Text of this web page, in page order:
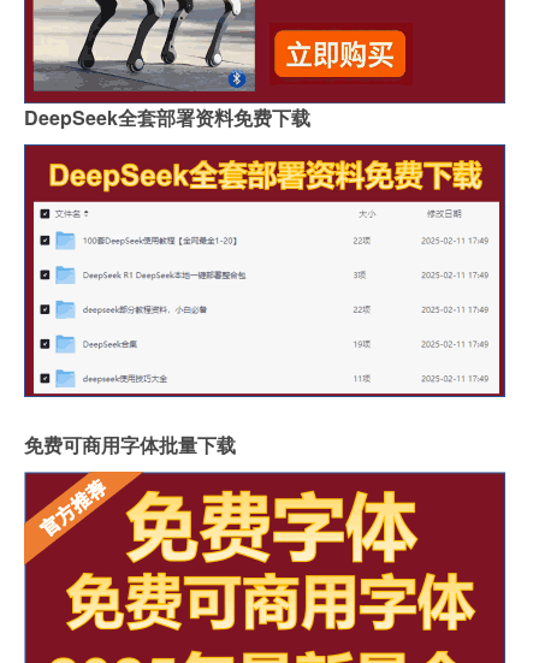
DeepSeek全套部署资料免费下载
免费可商用字体批量下载